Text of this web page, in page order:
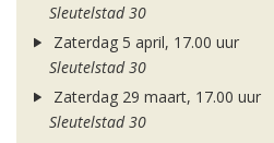
Sleutelstad 30
Zaterdag 5 april, 17.00 uur
Sleutelstad 30
Zaterdag 29 maart, 17.00 uur
Sleutelstad 30